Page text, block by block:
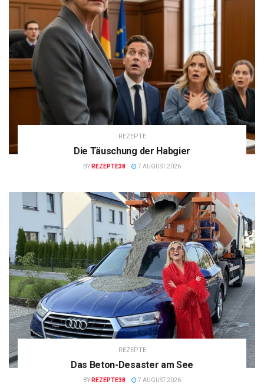
REZEPTE
Die Täuschung der Habgier
BY REZEPTE38 7 AUGUST 2026
REZEPTE
Das Beton-Desaster am See
BY REZEPTE38 7 AUGUST 2026